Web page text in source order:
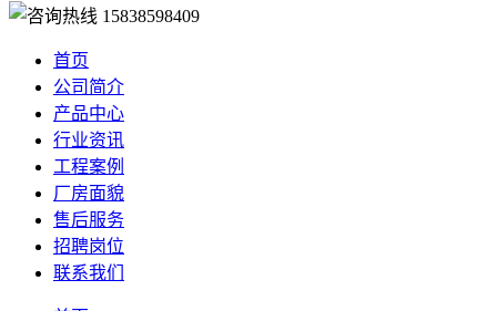
15838598409
首页
公司简介
产品中心
行业资讯
工程案例
厂房面貌
售后服务
招聘岗位
联系我们